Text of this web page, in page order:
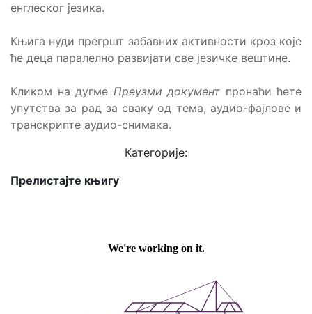
енглеског језика.
Књига нуди прегршт забавних активности кроз које
ће деца паралелно развијати све језичке вештине.
Кликом на дугме Преузми документ пронаћи ћете
упутства за рад за сваку од тема, аудио-фајлове и
транскрипте аудио-снимака.
Категорије:
Прелистајте књигу